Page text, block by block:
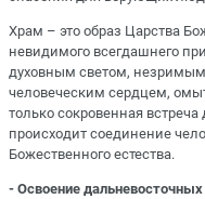
Храм – это образ Царства
невидимого всегдашнего
духовным светом,
человеческим сердцем,
только сокровенная
происходит соединение
Божественного естества.
- Освоение